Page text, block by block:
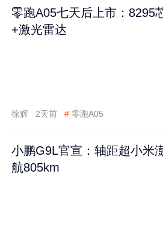
零跑A05七天后上市：8295
+激光雷达
徐辉 2天前 # 零跑A05
小鹏G9L官宣：轴距超小米
航805km